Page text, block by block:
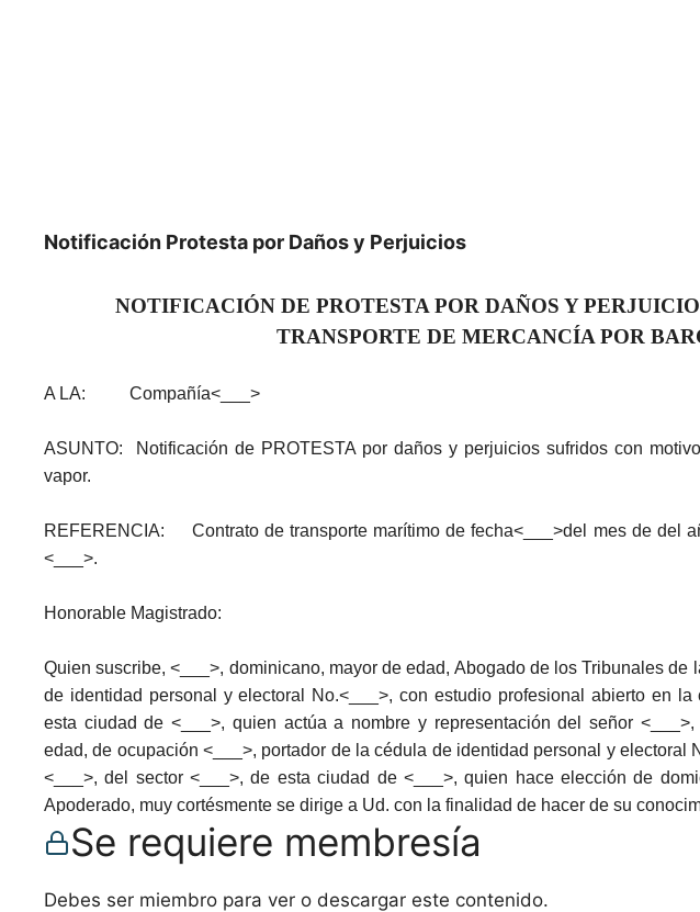
Notificación Protesta por Daños y Perjuicios
NOTIFICACIÓN DE PROTESTA POR DAÑOS Y
TRANSPORTE DE MERCANCÍA POR
A LA: Compañía<___>
ASUNTO: Notificación de PROTESTA por daños y perjuicios sufridos con
vapor.
REFERENCIA: Contrato de transporte marítimo de fecha<___>del mes de del
<___>.
Honorable Magistrado:
Quien suscribe, <___>, dominicano, mayor de edad, Abogado de los Tribunales de
de identidad personal y electoral No.<___>, con estudio profesional abierto en
esta ciudad de <___>, quien actúa a nombre y representación del señor
edad, de ocupación <___>, portador de la cédula de identidad personal y electoral
<___>, del sector <___>, de esta ciudad de <___>, quien hace elección de
Apoderado, muy cortésmente se dirige a Ud. con la finalidad de hacer de su
Se requiere membresía
Debes ser miembro para ver o descargar este contenido.